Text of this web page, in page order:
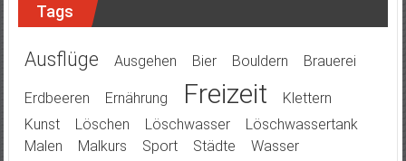
Tags
Ausflüge Ausgehen Bier Bouldern Brauerei
Erdbeeren Ernährung Freizeit
Klettern
Kunst
Löschen Löschwasser
Löschwassertank
Malen
Malkurs Sport Städte
Wasser